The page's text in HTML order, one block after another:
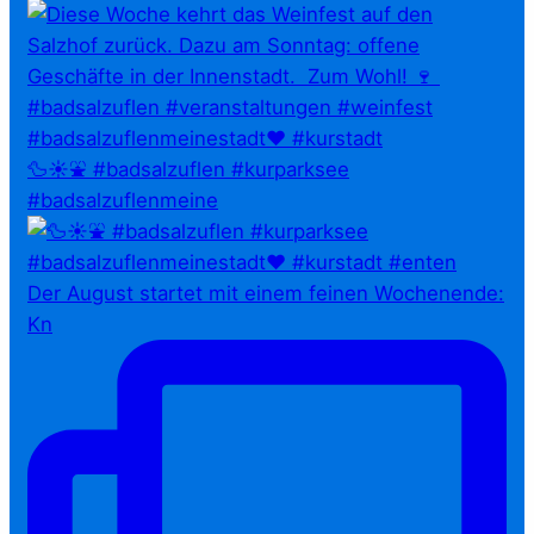
🦆☀️⛲ #badsalzuflen #kurparksee
#badsalzuflenmeine
Der August startet mit einem feinen Wochenende:
Kn